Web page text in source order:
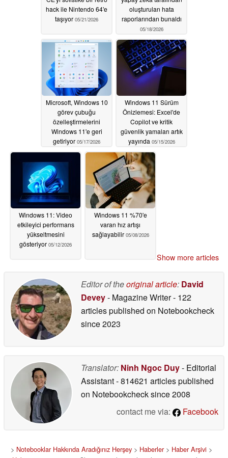
hack ile Nintendo 64'e
taşıyor 05/21/2026
oluşturulan hata
raporlarından bunaldı
05/18/2026
Microsoft, Windows 10
görev çubuğu
özelleştirmelerini
Windows 11'e geri
getiriyor 05/17/2026
Windows 11 Sürüm
Önizlemesi: Excel'de
Copilot ve kritik
güvenlik yamaları artık
yayında 05/15/2026
Windows 11: Video
etkileyici performans
yükseltmesini
gösteriyor 05/12/2026
Windows 11 %70'e
varan hız artışı
sağlayabilir 05/08/2026
Show more articles
Editor of theoriginal article: David
Devey- Magazine Writer- 122
articles published on Notebookcheck
since 2023
Translator: Ninh Ngoc Duy- Editorial
Assistant- 814621 articles published
on Notebookchecksince 2008
contact me via:
Facebook
> Notebooklar Hakkında Aradığınız Herşey > Haberler> Haber Arşivi >